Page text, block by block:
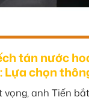
tán nước
Lựa chọn
anh Tiến